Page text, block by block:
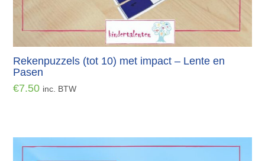
Rekenpuzzels (tot 10) met impact – Lente en
Pasen
€7.50 inc. BTW